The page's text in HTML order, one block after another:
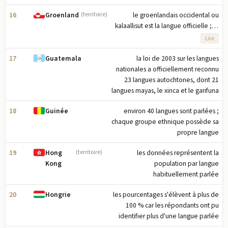
16 Groenland (territoire)
le groenlandais occidental ou
kalaallisut est la langue officielle ; le
tunumiisut (groenlandais oriental) et
l'inuktun (groenlandais inuit polaire)
sont considérés comme des dialectes
du kalaallisut et parlés par environ 10
% des Groenlandais
Lire
17 Guatemala
la loi de 2003 sur les langues
nationales a officiellement reconnu
23 langues autochtones, dont 21
langues mayas, le xinca et le garifuna
18 Guinée
environ 40 langues sont parlées ;
chaque groupe ethnique possède sa
propre langue
19
Hong
Kong
(territoire)
les données représentent la
population par langue
habituellement parlée
20 Hongrie
les pourcentages s'élèvent à plus de
100 % car les répondants ont pu
identifier plus d'une langue parlée